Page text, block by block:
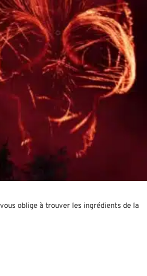
oblige à trouver les ingrédients de la